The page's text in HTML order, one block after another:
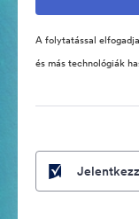
A folytatással
és más technológiák